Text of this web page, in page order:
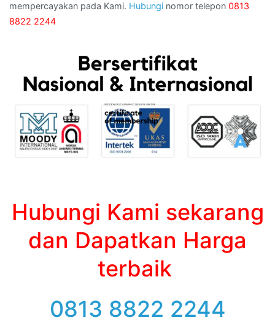
mempercayakan pada Kami. Hubungi nomor telepon 0813
8822 2244
Hubungi Kami sekarang
dan Dapatkan Harga
terbaik
0813 8822 2244